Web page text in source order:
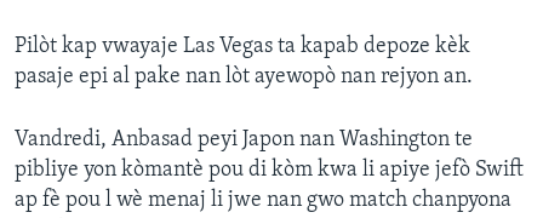
Pilòt kap vwayaje Las Vegas ta kapab depoze kèk
pasaje epi al pake nan lòt ayewopò nan rejyon an.
Vandredi, Anbasad peyi Japon nan Washington te
pibliye yon kòmantè pou di kòm kwa li apiye jefò Swift
ap fè pou l wè menaj li jwe nan gwo match chanpyona